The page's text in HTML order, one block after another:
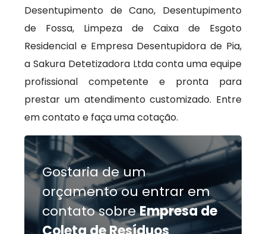
Desentupimento de Cano, Desentupimento
de Fossa, Limpeza de Caixa de Esgoto
Residencial e Empresa Desentupidora de Pia,
a Sakura Detetizadora Ltda conta uma equipe
profissional competente e pronta para
prestar um atendimento customizado. Entre
em contato e faça uma cotação.
Gostaria de um
orçamento ou entrar em
contato sobreEmpresa de